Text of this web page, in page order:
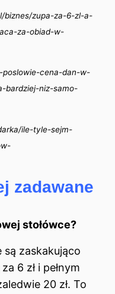
biznes/zupa-za-6-zl-a-
za-obiad-w-
cena-dan-w-
bardziej-niz-samo-
ile-tyle-sejm-
zadawane
stołówce?
są zaskakująco
6 zł i pełnym
20 zł. To